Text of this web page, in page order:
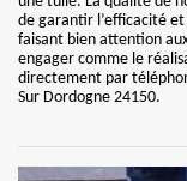
de garantir l’efficacité
faisant bien attention
engager comme le
directement par
Sur Dordogne 24150.